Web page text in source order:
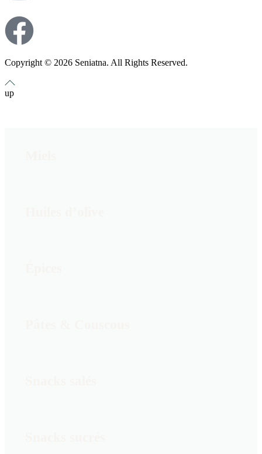
Copyright © 2026 Seniatna. All Rights Reserved.
up